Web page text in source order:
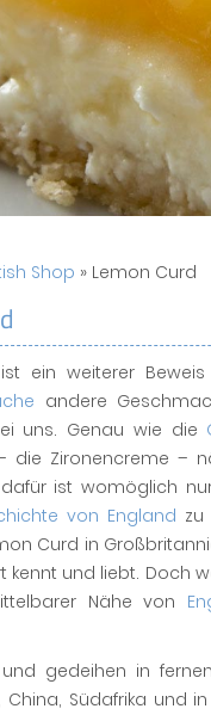
Shop » Lemon Curd
ein weiterer
andere
uns. Genau wie die
die Zironencreme –
ist womöglich
von England zu
Curd in
kennt und liebt. Doch
Nähe von
gedeihen in
China, Südafrika und